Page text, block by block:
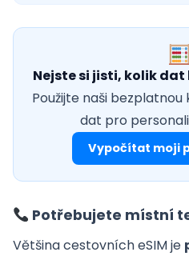
Nejste si jisti, kolik
Použijte naši
dat pro
Vypočítat moji
Potřebujete místní
Většina cestovních eSIM je